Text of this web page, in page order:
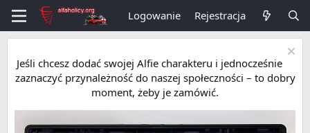
Logowanie Rejestracja
Jeśli chcesz dodać swojej Alfie charakteru i jednocześnie
zaznaczyć przynależność do naszej społeczności – to dobry
moment, żeby je zamówić.